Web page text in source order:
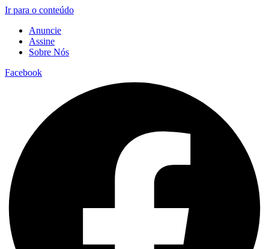
Ir para o conteúdo
Anuncie
Assine
Sobre Nós
Facebook